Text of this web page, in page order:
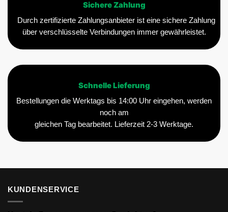
Sichere Zahlung
Durch zertifizierte Zahlungsanbieter ist eine sichere Zahlung
über verschlüsselte Verbindungen immer gewährleistet.
Schnelle Lieferung
Bestellungen die Werktags bis 14:00 Uhr eingehen, werden
noch am
gleichen Tag bearbeitet. Lieferzeit 2-3 Werktage.
KUNDENSERVICE